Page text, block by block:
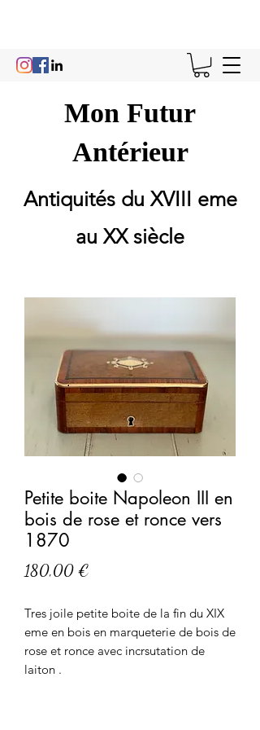
Mon Futur
Antérieur
Antiquités du XVIII eme
au XX siècle
Petite boite Napoleon III en
bois de rose et ronce vers
1870
180,00 €
Tres joile petite boite de la fin du XIX
eme en bois en marqueterie de bois de
rose et ronce avec incrsutation de
laiton .